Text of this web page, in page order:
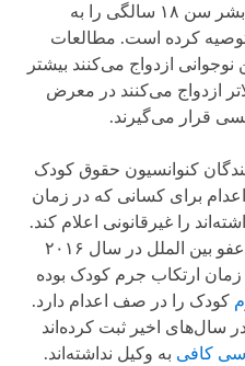
استانداردهای بین المللی حقوق بشر سن ۱۸ سالگی را به
کرده است. مطالعات
ازدواج می‌کنند بیشتر
۱۸ سال و بالا‌تر ازدواج می‌کنند در معرض
قرار می‌گیرند.
کنوانسیون حقوق کودک
برای کسانی که در زمان
سال سن داشته‌اند را غیرقانونی اعلام کند.
با این وجود به گزارش سازمان عفو بین الملل در سال ۲۰۱۶
ارتکاب جرم کودک بوده
کودک را در صف اعدام دارد.
سال‌های اخیر ثبت کرده‌اند
کافی به وکیل نداشته‌اند.